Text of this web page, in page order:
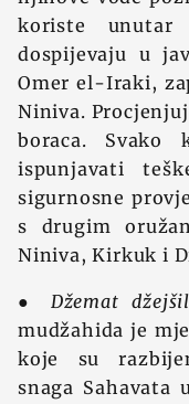
koriste
dospijevaju u
Omer el-Iraki,
Niniva.
boraca.
ispunjavati
sigurnosne
s drugim
Niniva, Kirkuk i
● Džemat
mudžahida je
koje su
snaga Sahavata